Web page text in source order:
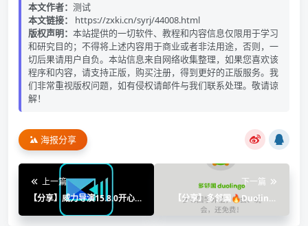
本文作者： 测试
本文链接：
https://zxki.cn/syrj/44008.html
版权声明： 本站提供的一切软件、教程和内容信息仅限用于学习
和研究目的；不得将上述内容用于商业或者非法用途，否则，一
切后果请用户自负。本站信息来自网络收集整理，如果您喜欢该
程序和内容，请支持正版，购买注册，得到更好的正版服务。我
们非常重视版权问题，如有侵权请邮件与我们联系处理。敬请谅
解！
海报分享
上一篇
【分享】威力导演15.8.0开心版
🏀自动字幕Ai视频剪辑
下一篇
【分享】多邻国🔥Duolingo
🔥在线语言学习🔥